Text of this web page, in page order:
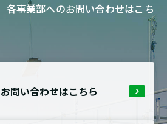
各事業部へのお問い合わせはこち
問い合わせはこちら